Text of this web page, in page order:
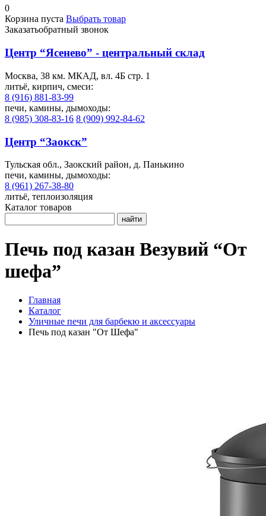
0
Корзина пуста Выбрать товар
Заказатьобратный звонок
Центр “Ясенево” - центральный склад
Москва, 38 км. МКАД, вл. 4Б стр. 1
литьё, кирпич, смеси:
8 (916) 881-83-99
печи, камины, дымоходы:
8 (985) 308-83-16 8 (909) 992-84-62
Центр “Заокск”
Тульская обл., Заокский район, д. Панькино
печи, камины, дымоходы:
8 (961) 267-38-80
литьё, теплоизоляция
Каталог товаров
найти
Печь под казан Везувий “От
шефа”
Главная
Каталог
Уличные печи для барбекю и аксессуары
Печь под казан "От Шефа"